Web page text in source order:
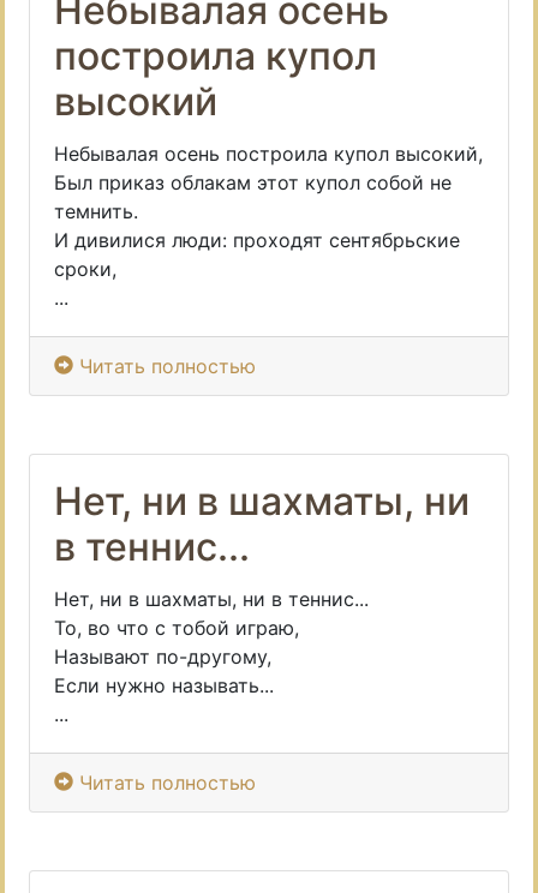
Небывалая осень
построила купол
высокий
Небывалая осень построила купол высокий,
Был приказ облакам этот купол собой не
темнить.
И дивилися люди: проходят сентябрьские
сроки,
...
Читать полностью
Нет, ни в шахматы, ни
в теннис...
Нет, ни в шахматы, ни в теннис...
То, во что с тобой играю,
Называют по-другому,
Если нужно называть...
...
Читать полностью